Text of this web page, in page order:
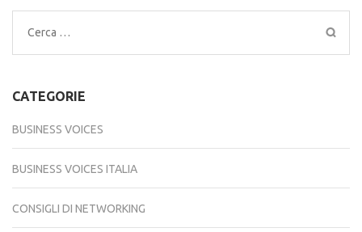
Ricerca
per:
CATEGORIE
BUSINESS VOICES
BUSINESS VOICES ITALIA
CONSIGLI DI NETWORKING